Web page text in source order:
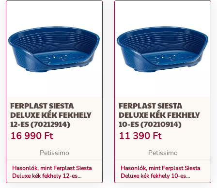
FERPLAST SIESTA
DELUXE KÉK FEKHELY
12-ES (70212914)
16 990 Ft
Petissimo
Hasonlók, mint Ferplast Siesta
Deluxe kék fekhely 12-es
(70212914)
FERPLAST SIESTA
DELUXE KÉK FEKHELY
10-ES (70210914)
11 390 Ft
Petissimo
Hasonlók, mint Ferplast Siesta
Deluxe kék fekhely 10-es
(70210914)